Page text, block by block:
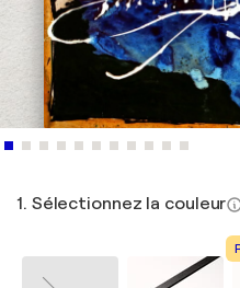
1. Sélectionnez la couleur